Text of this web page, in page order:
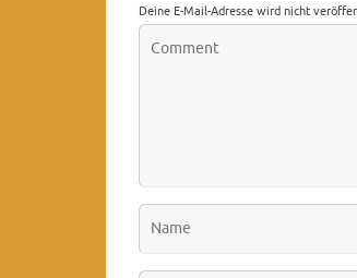
Deine E-Mail-Adresse wird nicht